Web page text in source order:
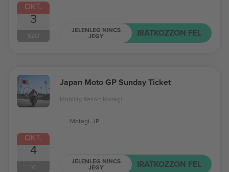
OKT.
3
SZO
JELENLEG NINCS
JEGY IRATKOZZON FEL
OKT.
4
V
Japan Moto GP Sunday Ticket
Mobility Resort Motegi
Motegi, JP
JELENLEG NINCS
JEGY IRATKOZZON FEL